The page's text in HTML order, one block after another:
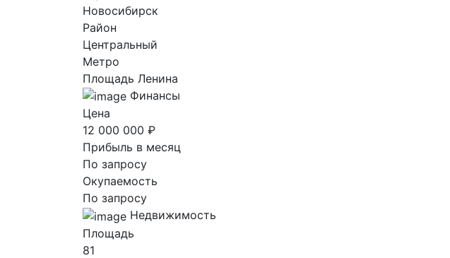
Новосибирск
Район
Центральный
Метро
Площадь Ленина
Финансы
Цена
12 000 000 ₽
Прибыль в месяц
По запросу
Окупаемость
По запросу
Недвижимость
Площадь
81